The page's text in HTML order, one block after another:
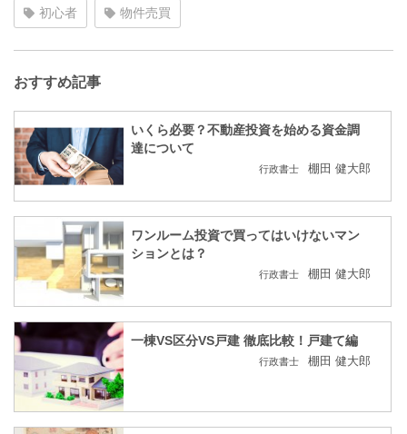
初心者 物件売買
おすすめ記事
いくら必要？不動産投資を始める資金調
達について
行政書士 棚田 健大郎
ワンルーム投資で買ってはいけないマン
ションとは？
行政書士 棚田 健大郎
一棟VS区分VS戸建 徹底比較！戸建て編
行政書士 棚田 健大郎